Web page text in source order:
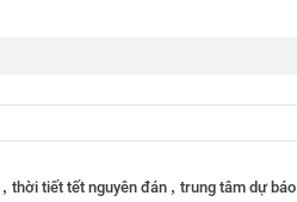
, thời tiết tết nguyên đán , trung tâm dự báo